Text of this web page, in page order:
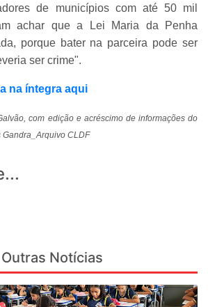
de municípios com até 50 mil
achar que a Lei Maria da Penha
porque bater na parceira pode ser
ser crime".
na íntegra aqui
com edição e acréscimo de informações do
Gandra_Arquivo CLDF
Outras Notícias